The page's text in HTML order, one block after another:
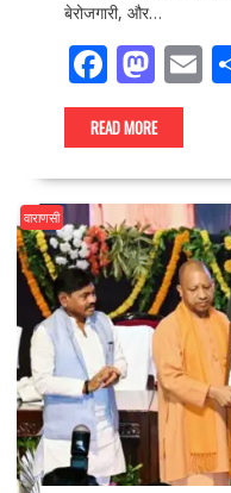
बेरोजगारी, और…
F
ac
e
b
o
o
k
M
as
to
d
o
n
E
l
READ MORE
वाराणसी